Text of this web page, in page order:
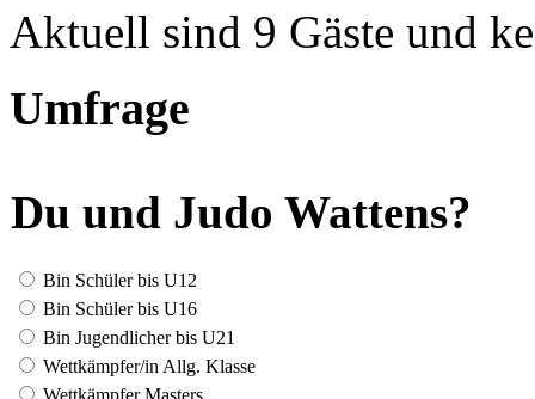
Aktuell sind 9 Gäste und
Umfrage
Du und Judo Wattens?
Bin Schüler bis U12
Bin Schüler bis U16
Bin Jugendlicher bis U21
Wettkämpfer/in Allg. Klasse
Wettkämpfer Masters